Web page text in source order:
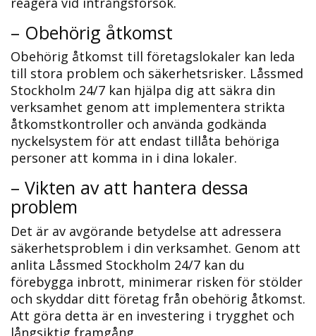
– Obehörig åtkomst
Obehörig åtkomst till företagslokaler kan leda
till stora problem och säkerhetsrisker.​ Låssmed
Stockholm 24/7 kan hjälpa dig att säkra din
verksamhet genom att implementera strikta
åtkomstkontroller och använda godkända
nyckelsystem för att endast tillåta behöriga
personer att komma in i dina lokaler.​
– Vikten av att hantera dessa
problem
Det är av avgörande betydelse att adressera
säkerhetsproblem i din verksamhet.​ Genom att
anlita Låssmed Stockholm 24/7 kan du
förebygga inbrott, minimerar risken för stölder
och skyddar ditt företag från obehörig åtkomst.
Att göra detta är en investering i trygghet och
långsiktig framgång.​